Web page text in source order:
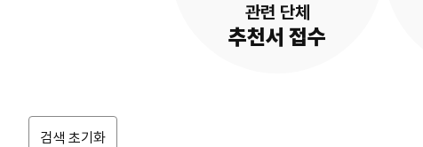
관련 단체
추천서 접수
검색 초기화